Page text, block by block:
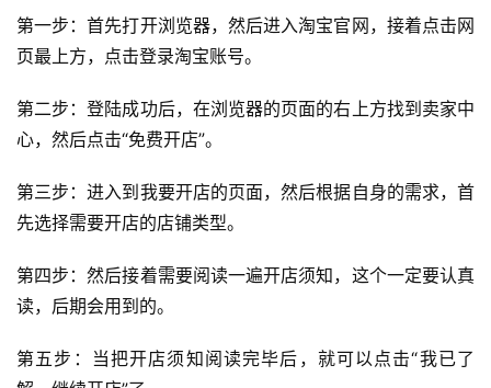
第一步：首先打开浏览器，然后进入淘宝官网，接着点击网
页最上方，点击登录淘宝账号。
第二步：登陆成功后，在浏览器的页面的右上方找到卖家中
心，然后点击“免费开店”。
第三步：进入到我要开店的页面，然后根据自身的需求，首
先选择需要开店的店铺类型。
第四步：然后接着需要阅读一遍开店须知，这个一定要认真
读，后期会用到的。
第五步：当把开店须知阅读完毕后，就可以点击“我已了